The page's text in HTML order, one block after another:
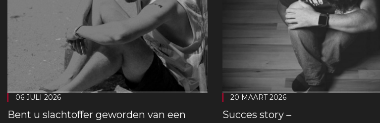
06 JULI 2026
Bent u slachtoffer geworden van een
20 MAART 2026
Succes story –